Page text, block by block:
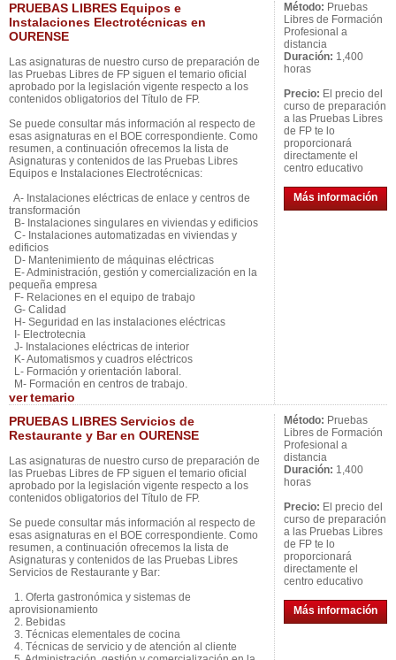
PRUEBAS LIBRES Equipos e
Instalaciones Electrotécnicas en
OURENSE
Las asignaturas de nuestro curso de preparación de
las Pruebas Libres de FP siguen el temario oficial
aprobado por la legislación vigente respecto a los
contenidos obligatorios del Título de FP.
Se puede consultar más información al respecto de
esas asignaturas en el BOE correspondiente. Como
resumen, a continuación ofrecemos la lista de
Asignaturas y contenidos de las Pruebas Libres
Equipos e Instalaciones Electrotécnicas:
A- Instalaciones eléctricas de enlace y centros de
transformación
B- Instalaciones singulares en viviendas y edificios
C- Instalaciones automatizadas en viviendas y
edificios
D- Mantenimiento de máquinas eléctricas
E- Administración, gestión y comercialización en la
pequeña empresa
F- Relaciones en el equipo de trabajo
G- Calidad
H- Seguridad en las instalaciones eléctricas
I- Electrotecnia
J- Instalaciones eléctricas de interior
K- Automatismos y cuadros eléctricos
L- Formación y orientación laboral.
M- Formación en centros de trabajo.
vertemario
Método: Pruebas
Libres de Formación
Profesional a
distancia
Duración: 1,400
horas
Precio: El precio del
curso de preparación
a las Pruebas Libres
de FP te lo
proporcionará
directamente el
centro educativo
Más información
PRUEBAS LIBRES Servicios de
Restaurante y Bar en OURENSE
Las asignaturas de nuestro curso de preparación de
las Pruebas Libres de FP siguen el temario oficial
aprobado por la legislación vigente respecto a los
contenidos obligatorios del Título de FP.
Se puede consultar más información al respecto de
esas asignaturas en el BOE correspondiente. Como
resumen, a continuación ofrecemos la lista de
Asignaturas y contenidos de las Pruebas Libres
Servicios de Restaurante y Bar:
1. Oferta gastronómica y sistemas de
aprovisionamiento
2. Bebidas
3. Técnicas elementales de cocina
4. Técnicas de servicio y de atención al cliente
Método: Pruebas
Libres de Formación
Profesional a
distancia
Duración: 1,400
horas
Precio: El precio del
curso de preparación
a las Pruebas Libres
de FP te lo
proporcionará
directamente el
centro educativo
Más información